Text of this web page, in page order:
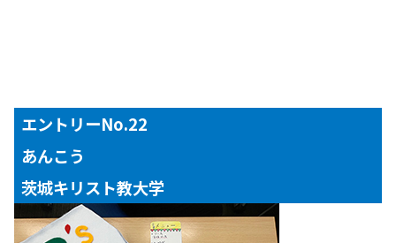
【対象年齢】３歳児
エントリーNo.22
あんこう
茨城キリスト教大学